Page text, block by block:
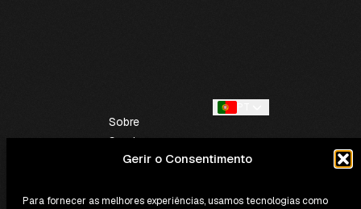
Gerir o Consentimento
Para fornecer as melhores experiências, usamos tecnologias como
Sobre
Serviços
Contactos
PT